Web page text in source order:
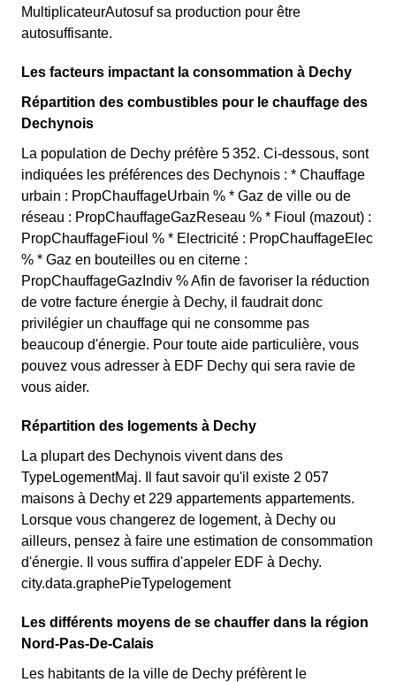
MultiplicateurAutosuf sa production pour être
autosuffisante.
Les facteurs impactant la consommation à Dechy
Répartition des combustibles pour le chauffage des
Dechynois
La population de Dechy préfère 5 352. Ci-dessous, sont
indiquées les préférences des Dechynois : * Chauffage
urbain : PropChauffageUrbain % * Gaz de ville ou de
réseau : PropChauffageGazReseau % * Fioul (mazout) :
PropChauffageFioul % * Electricité : PropChauffageElec
% * Gaz en bouteilles ou en citerne :
PropChauffageGazIndiv % Afin de favoriser la réduction
de votre facture énergie à Dechy, il faudrait donc
privilégier un chauffage qui ne consomme pas
beaucoup d'énergie. Pour toute aide particulière, vous
pouvez vous adresser à EDF Dechy qui sera ravie de
vous aider.
Répartition des logements à Dechy
La plupart des Dechynois vivent dans des
TypeLogementMaj. Il faut savoir qu'il existe 2 057
maisons à Dechy et 229 appartements appartements.
Lorsque vous changerez de logement, à Dechy ou
ailleurs, pensez à faire une estimation de consommation
d'énergie. Il vous suffira d'appeler EDF à Dechy.
city.data.graphePieTypelogement
Les différents moyens de se chauffer dans la région
Nord-Pas-De-Calais
Les habitants de la ville de Dechy préfèrent le